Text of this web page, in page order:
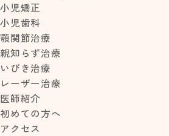
小児矯正
小児歯科
顎関節治療
親知らず治療
いびき治療
レーザー治療
医師紹介
初めての方へ
アクセス